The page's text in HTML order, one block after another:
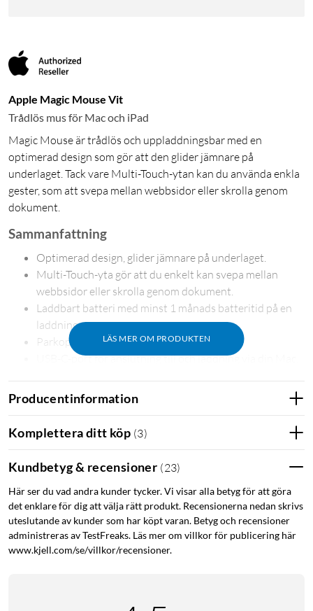
Apple Magic Mouse Vit
Trådlös mus för Mac och iPad
Magic Mouse är trådlös och uppladdningsbar med en
optimerad design som gör att den glider jämnare på
underlaget. Tack vare Multi-Touch-ytan kan du använda enkla
gester, som att svepa mellan webbsidor eller skrolla genom
dokument.
LÄS MER OM PRODUKTEN
Sammanfattning
Optimerad design, glider jämnare på underlaget.
Multi-Touch-yta gör att du enkelt kan svepa mellan
webbsidor eller skrolla genom dokument.
Laddbart batteri med minst 1 månads batteritid på en
laddning.
Parkopplas automatiskt med din Mac.
USB-C-port för anslutning till och laddning via din Mac.
Laddbart batteri och automatisk parkoppling
Det uppladdningsbara batteriet förser Magic Mouse med
installation och parkopplas automatiskt med din Mac.
USB-C-port för anslutning till din Mac
Med USB-C-porten och en medföljande vävd USB-C-
laddningskabel kan du parkoppla och ladda via USB-C-porten
på din Mac och ladda alla dina favoritenheter med en enda
Producentinformation
Komplettera ditt köp (3)
Kundbetyg & recensioner (23)
Här ser du vad andra kunder tycker. Vi visar alla betyg för att göra
det enklare för dig att välja rätt produkt. Recensionerna nedan skrivs
uteslutande av kunder som har köpt varan. Betyg och recensioner
administreras av TestFreaks. Läs mer om villkor för publicering här
www.kjell.com/se/villkor/recensioner.